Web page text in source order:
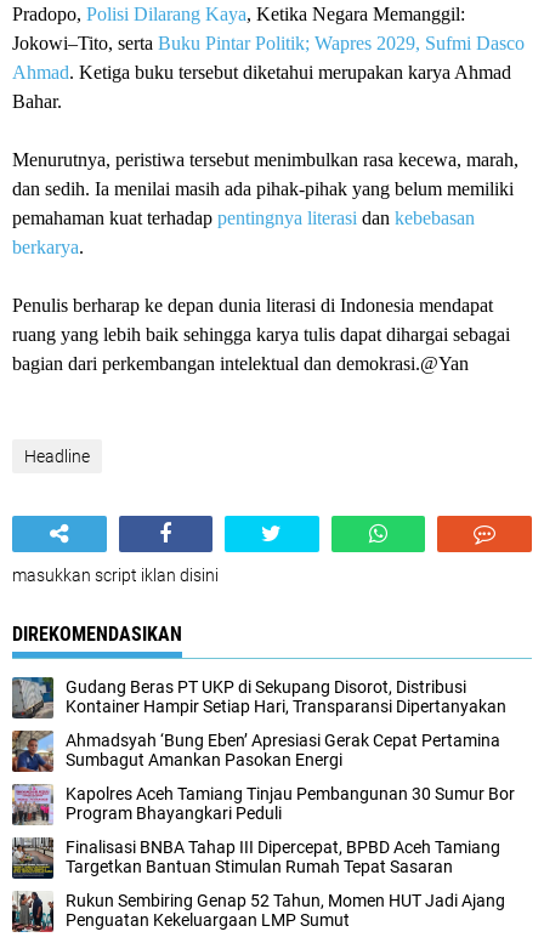
Pradopo, Polisi Dilarang Kaya, Ketika Negara Memanggil:
Jokowi–Tito, serta Buku Pintar Politik; Wapres 2029, Sufmi Dasco
Ahmad. Ketiga buku tersebut diketahui merupakan karya Ahmad
Bahar.
Menurutnya, peristiwa tersebut menimbulkan rasa kecewa, marah,
dan sedih. Ia menilai masih ada pihak-pihak yang belum memiliki
pemahaman kuat terhadap pentingnya literasi dan kebebasan
berkarya.
Penulis berharap ke depan dunia literasi di Indonesia mendapat
ruang yang lebih baik sehingga karya tulis dapat dihargai sebagai
bagian dari perkembangan intelektual dan demokrasi.@Yan
Headline
masukkan script iklan disini
DIREKOMENDASIKAN
Gudang Beras PT UKP di Sekupang Disorot, Distribusi
Kontainer Hampir Setiap Hari, Transparansi Dipertanyakan
Ahmadsyah ‘Bung Eben’ Apresiasi Gerak Cepat Pertamina
Sumbagut Amankan Pasokan Energi
Kapolres Aceh Tamiang Tinjau Pembangunan 30 Sumur Bor
Program Bhayangkari Peduli
Finalisasi BNBA Tahap III Dipercepat, BPBD Aceh Tamiang
Targetkan Bantuan Stimulan Rumah Tepat Sasaran
Rukun Sembiring Genap 52 Tahun, Momen HUT Jadi Ajang
Penguatan Kekeluargaan LMP Sumut